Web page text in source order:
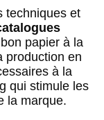
techniques et
papier à la
production en
à la
qui stimule les
la marque.